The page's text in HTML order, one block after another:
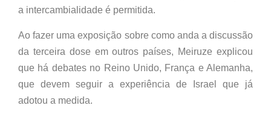
a intercambialidade é permitida.
Ao fazer uma exposição sobre como anda a discussão
da terceira dose em outros países, Meiruze explicou
que há debates no Reino Unido, França e Alemanha,
que devem seguir a experiência de Israel que já
adotou a medida.